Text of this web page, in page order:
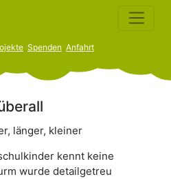
Spenden Anfahrt
länger, kleiner
kennt keine
wurde detailgetreu